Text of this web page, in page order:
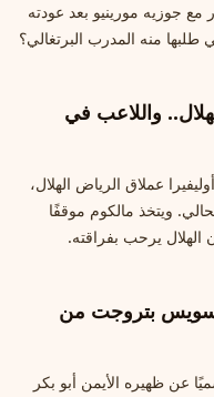
جوزيه مورينيو بعد عودته
طلبها منه المدرب البرتغالي؟
واللاعب في
عملاق الرياض الهلال،
ويتخذ مالكوم موقفًا
الهلال يرحب بفراقته.
بتروجت من
عن ظهيره الأيمن أبو بكر